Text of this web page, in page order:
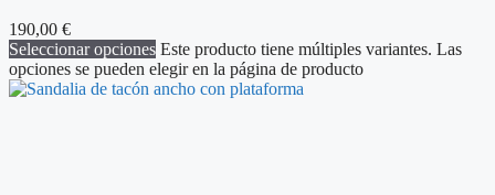
190,00 €
Seleccionar opciones Este producto tiene múltiples variantes. Las
opciones se pueden elegir en la página de producto